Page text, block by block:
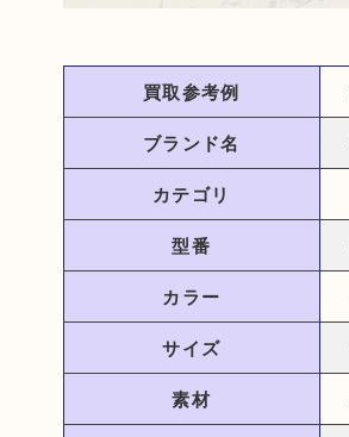
買取参考例
ブランド名
カテゴリ
型番
カラー
サイズ
素材